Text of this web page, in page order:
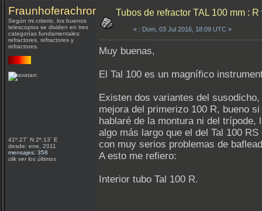
Fraunhoferachromat
Según mi criterio, los buenos
telescopios se dividen en tres
categorías fundamentales:
refractores, refractores y
refractores.
41º.27´ N 2º.13´ E
desde: ene, 2011
mensajes: 358
clik ver los últimos
Tubos de refractor TAL 100 mm :
« : Dom, 03 Jul 2016, 18:09 UTC »
Muy buenas,
El Tal 100 es un magnífico
Existen dos variantes del susodicho,
mejora del primerizo 100 R, bueno
hablaré de la montura ni del
algo más largo que el del Tal 100
con muy serios problemas de
A esto me refiero:
Interior tubo Tal 100 R.